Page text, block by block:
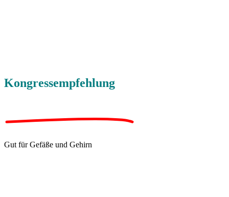
Kongressempfehlung
Gut für Gefäße und Gehirn